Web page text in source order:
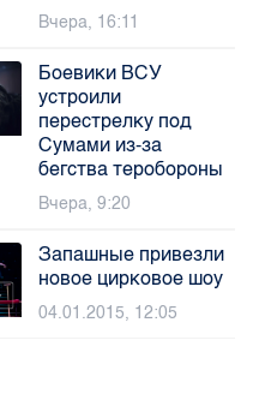
Вчера, 16:11
Боевики ВСУ
устроили
перестрелку под
Сумами из-за
бегства теробороны
Вчера, 9:20
Запашные привезли
новое цирковое шоу
04.01.2015, 12:05